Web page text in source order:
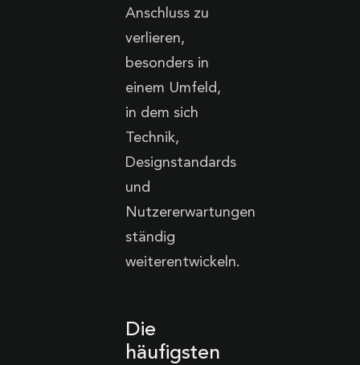
Anschluss zu
verlieren,
besonders in
einem Umfeld,
in dem sich
Technik,
Designstandards
und
Nutzererwartungen
ständig
weiterentwickeln.
Die
häufigsten